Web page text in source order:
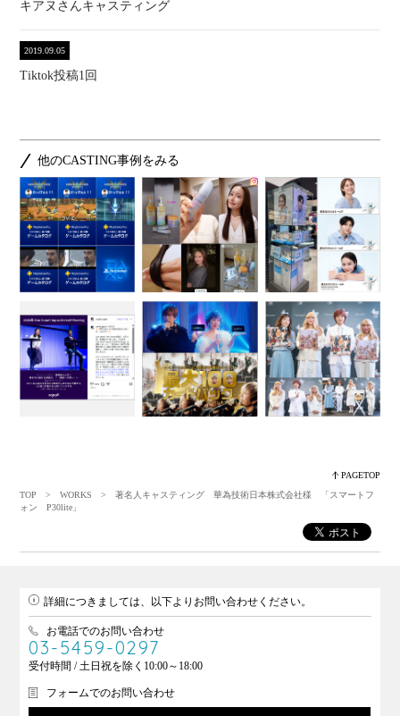
キアヌさんキャスティング
2019.09.05
Tiktok投稿1回
他のCASTING事例をみる
PAGETOP
TOP
>WORKS
> 著名人キャスティング 華為技術日本株式会社様 「スマートフ
ォン P30lite」
詳細につきましては、以下よりお問い合わせください。
お電話でのお問い合わせ
03-5459-0297
受付時間 / 土日祝を除く10:00～18:00
フォームでのお問い合わせ